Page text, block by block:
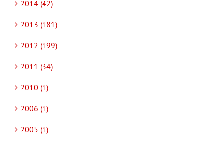
2014 (42)
2013 (181)
2012 (199)
2011 (34)
2010 (1)
2006 (1)
2005 (1)